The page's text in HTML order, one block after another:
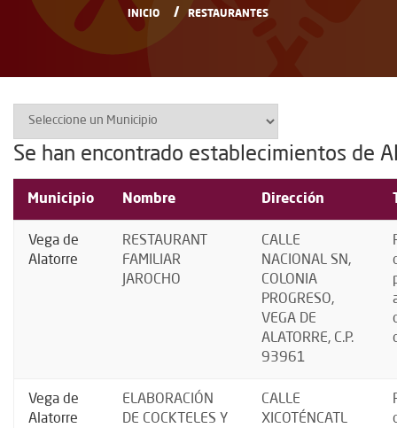
INICIO RESTAURANTES
Se han encontrado establecimientos de
Municipio Nombre Dirección
Vega de
Alatorre
RESTAURANT
FAMILIAR
JAROCHO
CALLE
NACIONAL SN,
COLONIA
PROGRESO,
VEGA DE
ALATORRE, C.P.
93961
Vega de
Alatorre
ELABORACIÓN
DE COCKTELES Y
CALLE
XICOTÉNCATL